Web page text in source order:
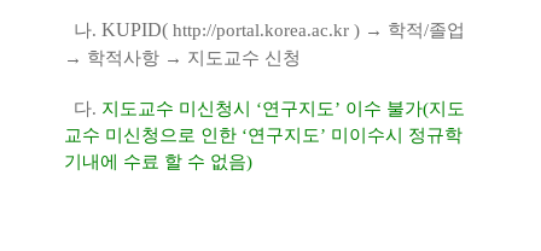
나. KUPID( http://portal.korea.ac.kr ) → 학적/졸업
→ 학적사항 → 지도교수 신청
다. 지도교수 미신청시 ‘연구지도’ 이수 불가(지도
교수 미신청으로 인한 ‘연구지도’ 미이수시 정규학
기내에 수료 할 수 없음)